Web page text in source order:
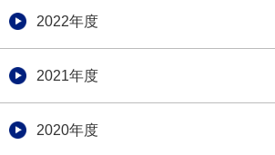
2022年度
2021年度
2020年度